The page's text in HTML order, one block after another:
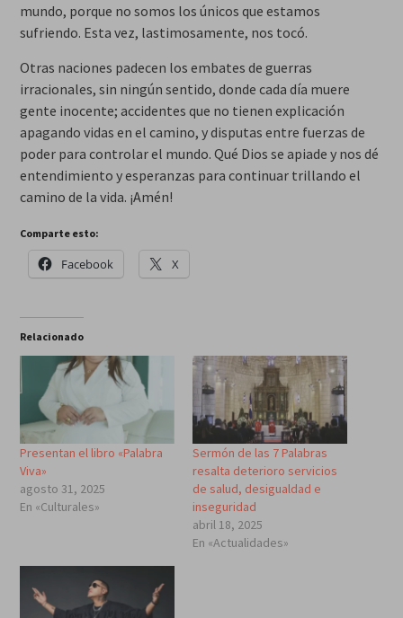
mundo, porque no somos los únicos que estamos
sufriendo. Esta vez, lastimosamente, nos tocó.
Otras naciones padecen los embates de guerras
irracionales, sin ningún sentido, donde cada día muere
gente inocente; accidentes que no tienen explicación
apagando vidas en el camino, y disputas entre fuerzas de
poder para controlar el mundo. Qué Dios se apiade y nos dé
entendimiento y esperanzas para continuar trillando el
camino de la vida. ¡Amén!
Comparte esto:
Facebook X
Relacionado
Presentan el libro «Palabra
Viva»
agosto 31, 2025
En «Culturales»
Sermón de las 7 Palabras
resalta deterioro servicios
de salud, desigualdad e
inseguridad
abril 18, 2025
En «Actualidades»